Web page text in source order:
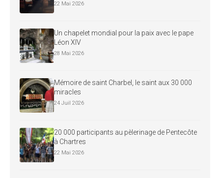
22 Mai 2026
Un chapelet mondial pour la paix avec le pape
Léon XIV
28 Mai 2026
Mémoire de saint Charbel, le saint aux 30 000
miracles
24 Juil 2026
20 000 participants au pèlerinage de Pentecôte
à Chartres
22 Mai 2026